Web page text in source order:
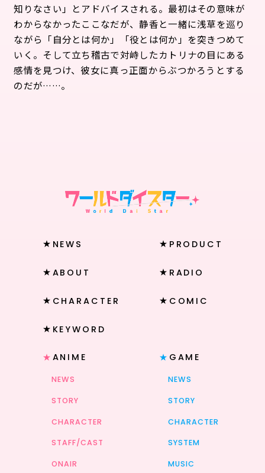
知りなさい」とアドバイスされる。最初はその意味が
わからなかったここなだが、静香と一緒に浅草を巡り
ながら「自分とは何か」「役とは何か」を突きつめて
いく。そして立ち稽古で対峙したカトリナの目にある
感情を見つけ、彼女に真っ正面からぶつかろうとする
のだが……。
NEWS
ABOUT
CHARACTER
KEYWORD
PRODUCT
RADIO
COMIC
ANIME
NEWS
STORY
CHARACTER
STAFF/CAST
ONAIR
GAME
NEWS
STORY
CHARACTER
SYSTEM
MUSIC